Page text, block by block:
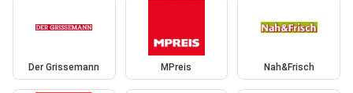
Der Grissemann MPreis Nah&Frisch